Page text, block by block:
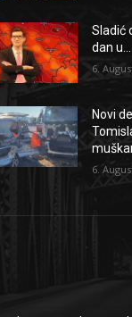
Sladić
dan u...
6.
Novi
6.